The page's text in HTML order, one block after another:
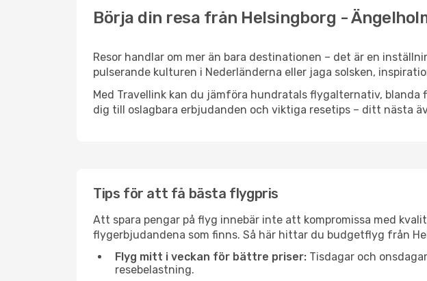
Börja din resa från Helsingborg -
Resor handlar om mer än bara destinationen – det är en
pulserande kulturen i Nederländerna eller jaga solsken,
Med Travellink kan du jämföra hundratals flygalternativ, blanda
dig till oslagbara erbjudanden och viktiga resetips – ditt nästa
Tips för att få bästa flygpris
Att spara pengar på flyg innebär inte att kompromissa med
flygerbjudandena som finns. Så här hittar du budgetflyg från
Flyg mitt i veckan för bättre priser: Tisdagar och
resebelastning.